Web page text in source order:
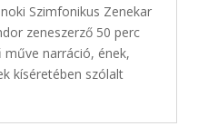
Szimfonikus Zenekar
zeneszerző 50 perc
narráció, ének,
kíséretében szólalt